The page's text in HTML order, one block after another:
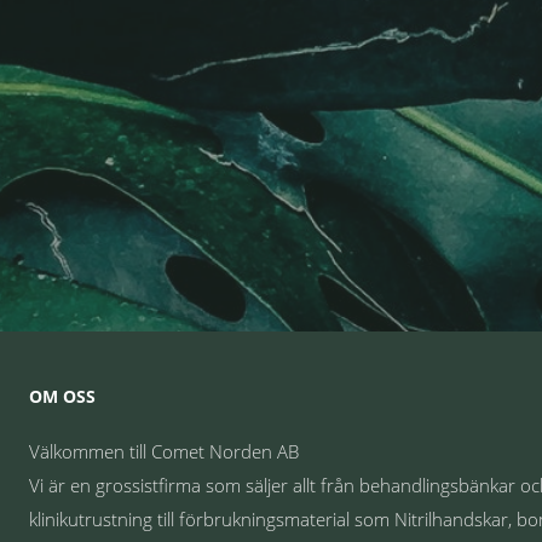
OM OSS
Välkommen till Comet Norden AB
Vi är en grossistfirma som säljer allt från behandlingsbänkar
klinikutrustning till förbrukningsmaterial som Nitrilhandskar,